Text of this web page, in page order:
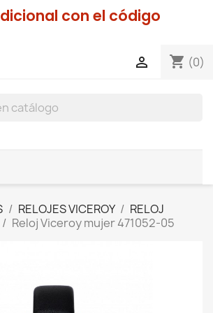
con el código
shopping_cart (0)

RELOJES VICEROY
RELOJ
Reloj Viceroy mujer 471052-05